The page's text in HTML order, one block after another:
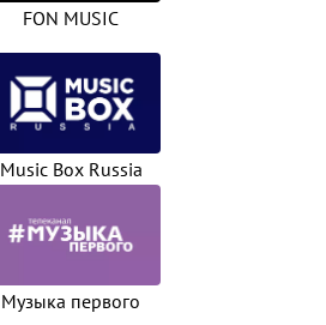
FON MUSIC
Music Box Russia
Музыка первого